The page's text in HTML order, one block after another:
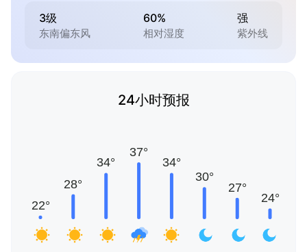
3级
东南偏东风
60%
相对湿度
强
紫外线
24小时预报